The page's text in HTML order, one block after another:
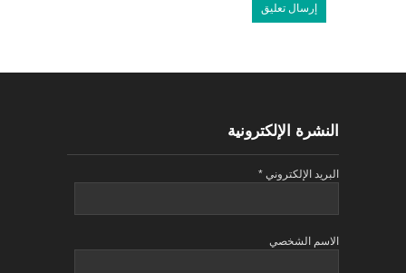
النشرة الإلكترونية
البريد الإلكتروني *
الاسم الشخصي